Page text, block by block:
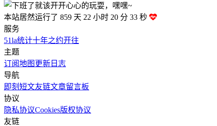
本站居然运行了 859 天 22 小时 20 分 34 秒
服务
51la统计十年之约开往
主题
订阅地图 更新日志
导航
即刻短文友链文章留言板
协议
隐私协议Cookies版权协议
友链